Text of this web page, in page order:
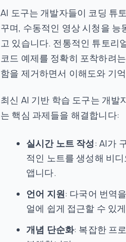
AI 도구는 개발자들이 코딩 튜
꾸며, 수동적인 영상 시청을
고 있습니다. 전통적인 튜토리
코드 예제를 정확히 포착하려
함을 제거하면서 이해도와 기
최신 AI 기반 학습 도구는 개
는 핵심 과제들을 해결합니다:
실시간 노트 작성: AI가
적인 노트를 생성해 비
앱니다.
언어 지원: 다국어 번역
얼에 쉽게 접근할 수 있
개념 단순화: 복잡한 프